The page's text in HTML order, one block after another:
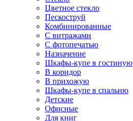
Цветное стекло
Пескоструй
Комбинированные
С витражами
С фотопечатью
Назначение
Шкафы-купе в гостиную
В коридор
В прихожую
Шкафы-купе в спальню
Детские
Офисные
Для книг